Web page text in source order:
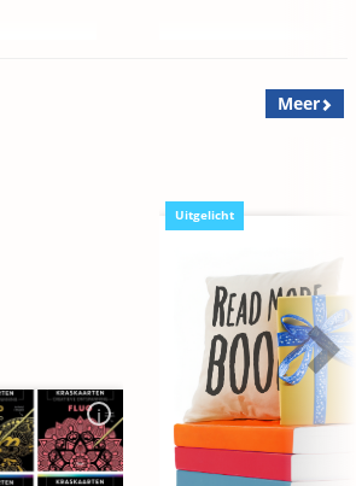
Meer
Uitgelicht